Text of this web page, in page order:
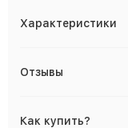
Характеристики
Отзывы
Как купить?